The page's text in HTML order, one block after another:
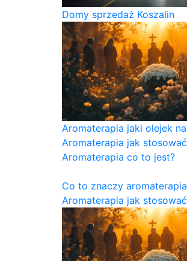
Domy sprzedaż Koszalin
Aromaterapia jaki olejek
Aromaterapia jak
Aromaterapia co to jest?
Co to znaczy
Aromaterapia jak